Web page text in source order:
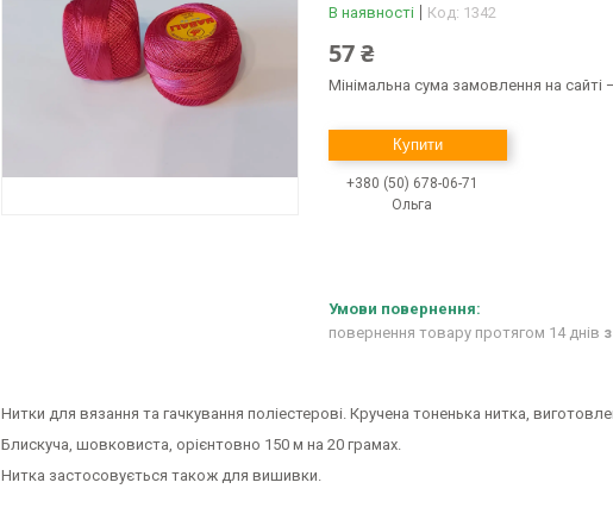
В наявності Код: 1342
57 ₴
Мінімальна сума замовлення на сайті
Купити
+380 (50) 678-06-71
Ольга
повернення товару протягом 14 днів
Нитки для вязання та гачкування поліестерові. Кручена тоненька нитка,
Блискуча, шовковиста, орієнтовно 150 м на 20 грамах.
Нитка застосовується також для вишивки.